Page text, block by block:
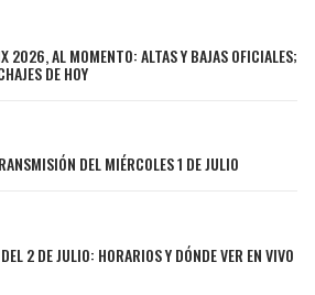
2026, AL MOMENTO: ALTAS Y BAJAS OFICIALES;
DE HOY
DEL MIÉRCOLES 1 DE JULIO
2 DE JULIO: HORARIOS Y DÓNDE VER EN VIVO